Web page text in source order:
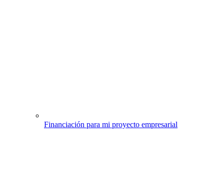
Financiación para mi proyecto empresarial